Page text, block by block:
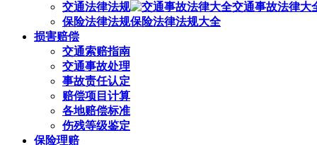
交通法律法规
交通事故法律大
保险法律法规保险法律法规大全
损害赔偿
交通索赔指南
交通事故处理
事故责任认定
赔偿项目计算
各地赔偿标准
伤残等级鉴定
保险理赔